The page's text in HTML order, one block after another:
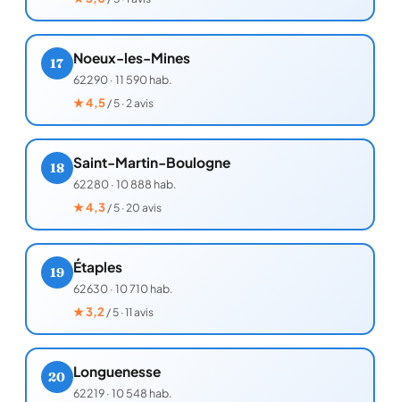
17 Noeux-les-Mines
62290·11 590 hab.
★4,5/ 5 · 2 avis
18 Saint-Martin-Boulogne
62280·10 888 hab.
★4,3/ 5 · 20 avis
19 Étaples
62630·10 710 hab.
★3,2 / 5 · 11 avis
20 Longuenesse
62219·10 548 hab.